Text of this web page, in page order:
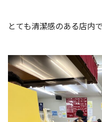
とても清潔感のある店内で